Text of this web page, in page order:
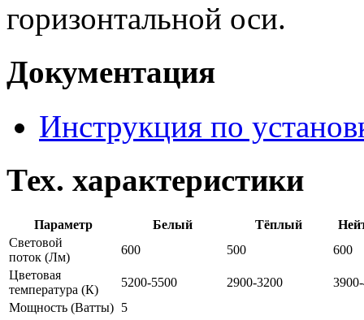
горизонтальной оси.
Документация
Инструкция по
Тех. характеристики
Параметр Белый Тёплый
Световой
поток (Лм)
600 500
600
Цветовая
температура (К)
5200-5500 2900-3200
Мощность (Ватты) 5